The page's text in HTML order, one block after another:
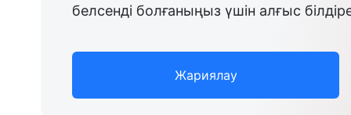
белсенді болғаныңыз үшін алғыс
Жариялау